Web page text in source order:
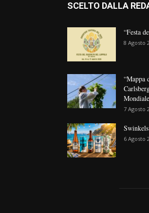
SCELTO DALLA
“Festa
8 Agosto
“Mappa
7 Agosto
6 Agosto